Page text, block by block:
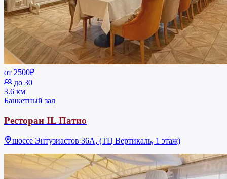
от 2500₽
до 30
3.6 км
Банкетный зал
Ресторан IL Патио
шоссе Энтузиастов 36А, (ТЦ Вертикаль, 1 этаж)